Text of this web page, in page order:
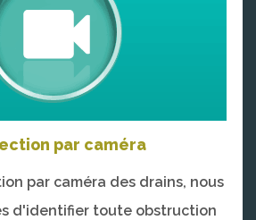
par caméra
par caméra des drains, nous
d'identifier toute obstruction